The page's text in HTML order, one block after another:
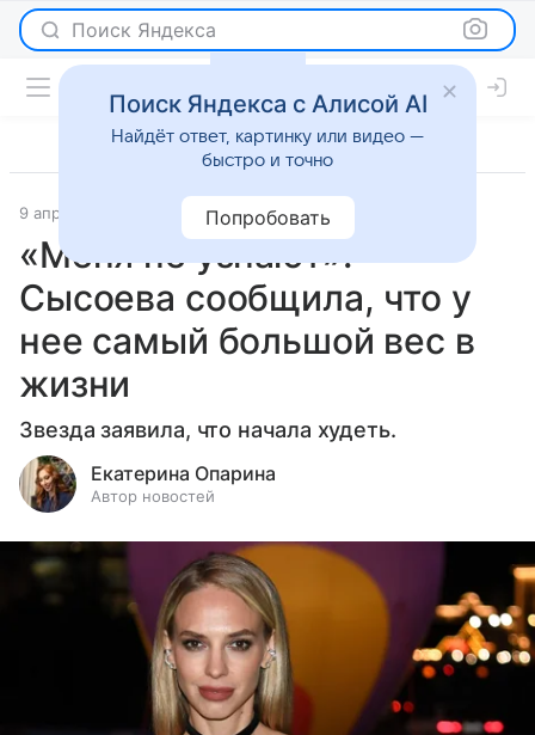
Поиск Яндекса
9 апреля 2025 Светская жизнь
«Меня не узнают»:
Сысоева сообщила, что у
нее самый большой вес в
жизни
Звезда заявила, что начала худеть.
Екатерина Опарина
Автор новостей
Поиск Яндекса с Алисой AI
Найдёт ответ, картинку или видео —
быстро и точно
Попробовать